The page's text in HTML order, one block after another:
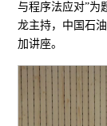
与程序法应对”为
龙主持，中国石
加讲座。